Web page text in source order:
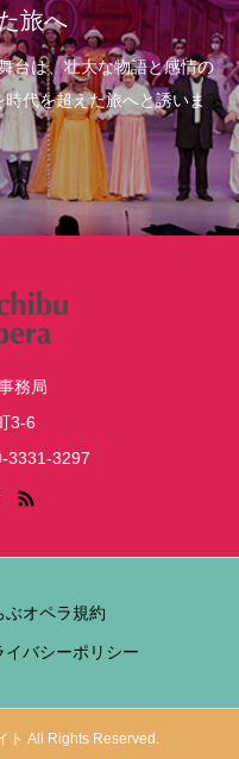
旅へ
台は、壮大な物語と感情の
代を超えた旅へと誘いま
務局
3-6
3331-3297
ぶオペラ規約
イバシーポリシー
ト All Rights Reserved.
ンスタグラム シェア